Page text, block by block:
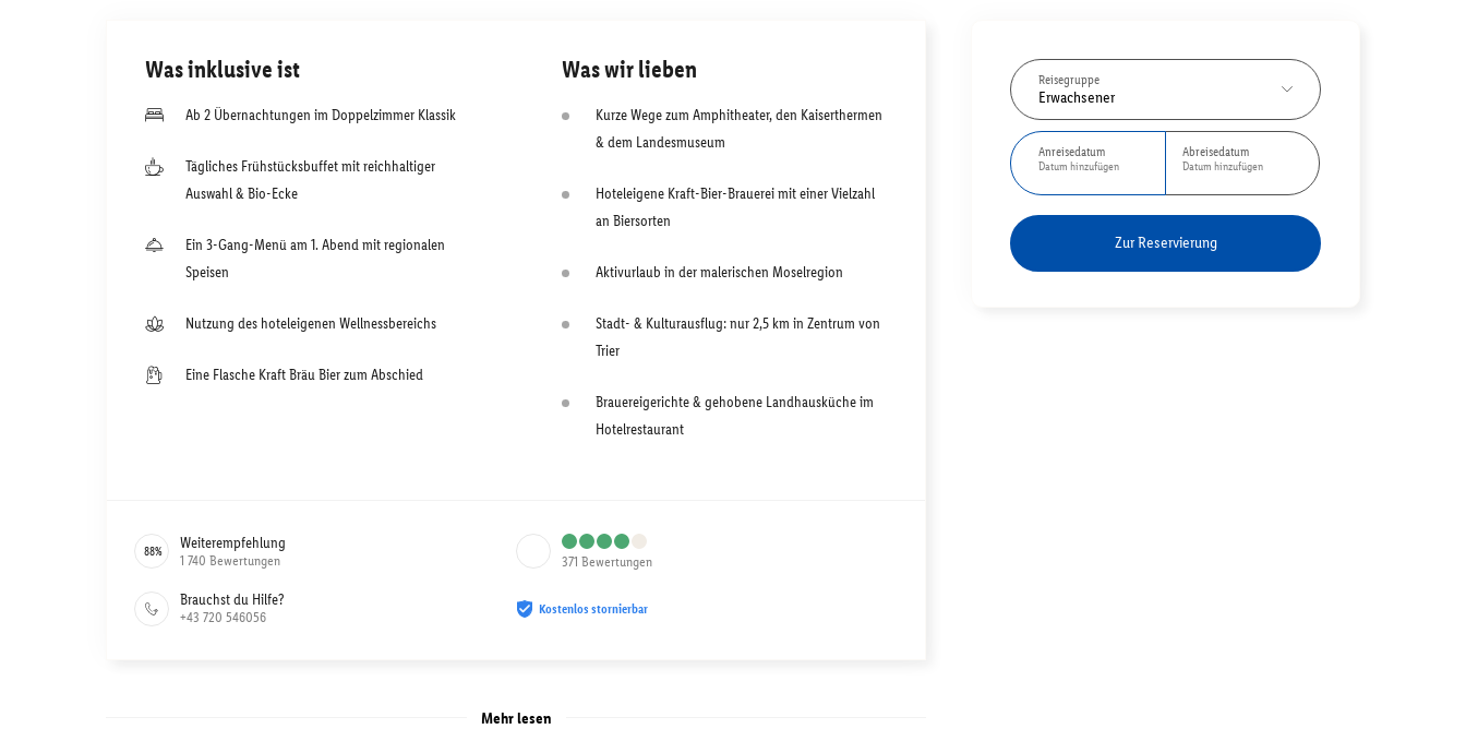
Reisegruppe
Erwachsener
Anreisedatum
Datum hinzufügen
Abreisedatum
Datum hinzufügen
Zur Reservierung
Was inklusive ist
Ab 2 Übernachtungen im Doppelzimmer Klassik
Tägliches Frühstücksbuffet mit reichhaltiger
Auswahl & Bio-Ecke
Ein 3-Gang-Menü am 1. Abend mit regionalen
Speisen
Nutzung des hoteleigenen Wellnessbereichs
Eine Flasche Kraft Bräu Bier zum Abschied
Was wir lieben
Kurze Wege zum Amphitheater, den Kaiserthermen
& dem Landesmuseum
Hoteleigene Kraft-Bier-Brauerei mit einer Vielzahl
an Biersorten
Aktivurlaub in der malerischen Moselregion
Stadt- & Kulturausflug: nur 2,5 km in Zentrum von
Trier
Brauereigerichte & gehobene Landhausküche im
Hotelrestaurant
88% Weiterempfehlung
1 740 Bewertungen 371 Bewertungen
Brauchst du Hilfe?
+43 720 546056 Kostenlos stornierbar
Mehr lesen